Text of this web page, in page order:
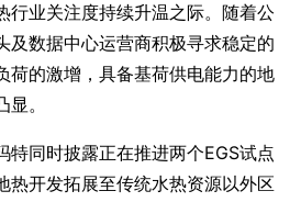
行业关注度持续升温之际。随着公
及数据中心运营商积极寻求稳定的
荷的激增，具备基荷供电能力的地
。
特同时披露正在推进两个EGS试点
热开发拓展至传统水热资源以外区